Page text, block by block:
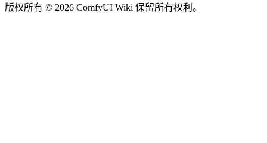
版权所有 © 2026 ComfyUI Wiki 保留所有权利。